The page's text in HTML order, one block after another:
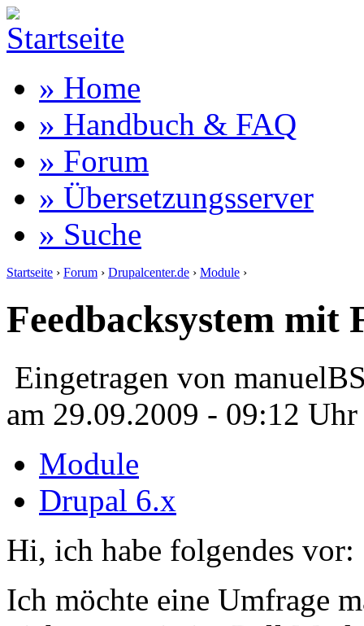
» Home
» Handbuch & FAQ
» Forum
» Übersetzungsserver
» Suche
Startseite › Forum › Drupalcenter.de › Module ›
Feedbacksystem mit
Eingetragen von
am 29.09.2009 - 09:12 Uhr
Module
Drupal 6.x
Hi, ich habe folgendes vor:
Ich möchte eine Umfrage